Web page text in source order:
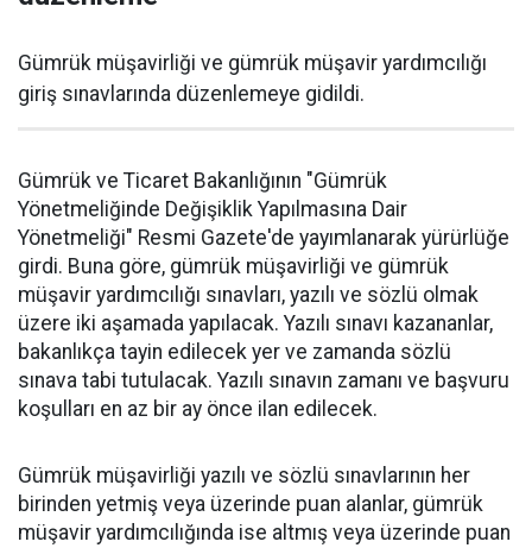
Gümrük müşavirliği ve gümrük müşavir yardımcılığı
giriş sınavlarında düzenlemeye gidildi.
Gümrük ve Ticaret Bakanlığının "Gümrük
Yönetmeliğinde Değişiklik Yapılmasına Dair
Yönetmeliği" Resmi Gazete'de yayımlanarak yürürlüğe
girdi. Buna göre, gümrük müşavirliği ve gümrük
müşavir yardımcılığı sınavları, yazılı ve sözlü olmak
üzere iki aşamada yapılacak. Yazılı sınavı kazananlar,
bakanlıkça tayin edilecek yer ve zamanda sözlü
sınava tabi tutulacak. Yazılı sınavın zamanı ve başvuru
koşulları en az bir ay önce ilan edilecek.
Gümrük müşavirliği yazılı ve sözlü sınavlarının her
birinden yetmiş veya üzerinde puan alanlar, gümrük
müşavir yardımcılığında ise altmış veya üzerinde puan